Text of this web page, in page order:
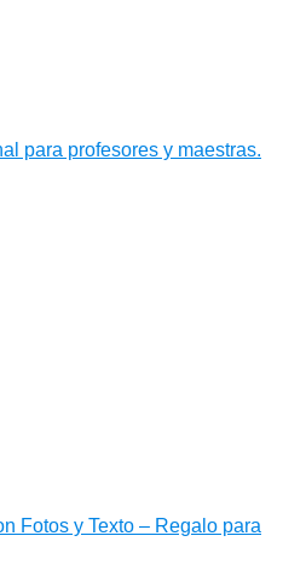
para profesores y maestras.
Fotos y Texto – Regalo para